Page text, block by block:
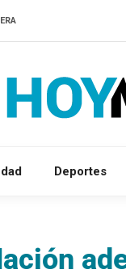
Deportes